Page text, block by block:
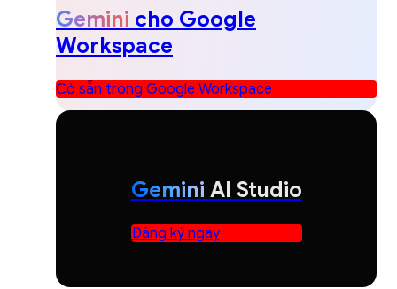
Gemini cho Google
Workspace
Có sẵn trong Google Workspace
Gemini AI Studio
Đăng ký ngay